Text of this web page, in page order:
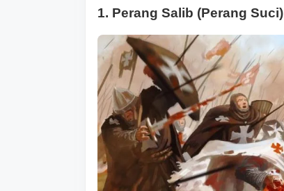
1. Perang Salib (Perang Suci)